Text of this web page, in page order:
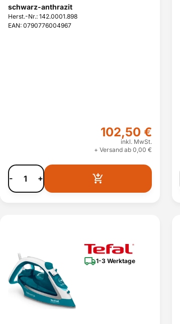
schwarz-anthrazit
Herst.-Nr.: 142.0001.898
EAN: 0790776004967
102,50 €
inkl. MwSt.
+ Versand ab 0,00 €
- +
1-3 Werktage